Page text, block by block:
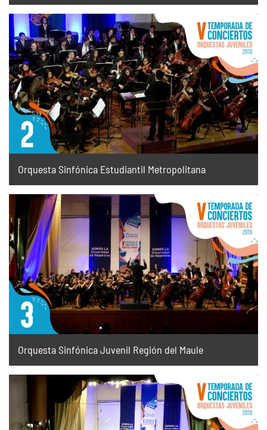
Orquesta Sinfónica Estudiantil Metropolitana
Orquesta Sinfónica Juvenil Región del Maule